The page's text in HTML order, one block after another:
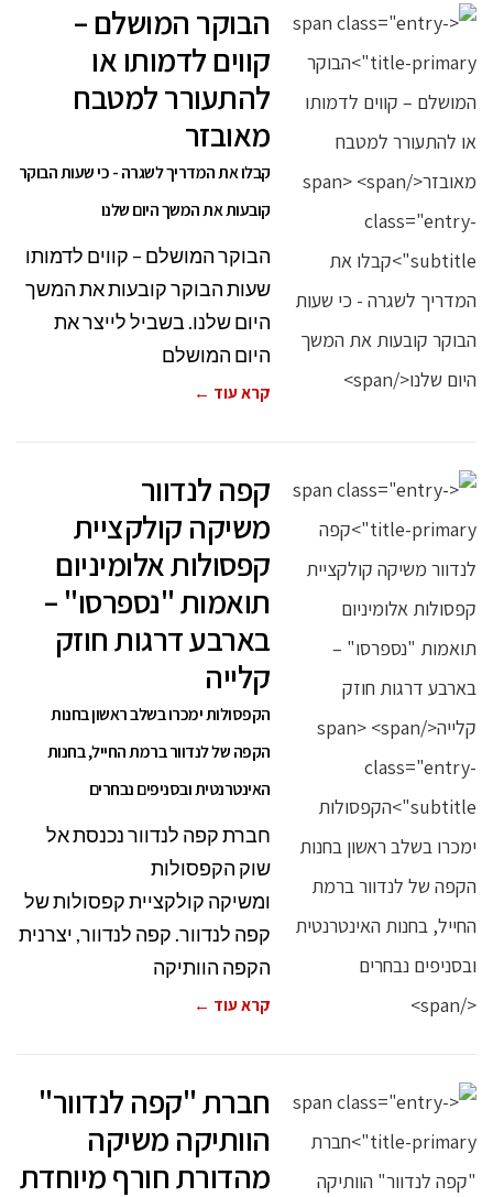
הבוקר המושלם –
קווים לדמותו או
להתעורר למטבח
מאובזר
קבלו את המדריך לשגרה - כי שעות הבוקר
קובעות את המשך היום שלנו
הבוקר המושלם – קווים לדמותו
שעות הבוקר קובעות את המשך
היום שלנו. בשביל לייצר את
היום המושלם
קרא עוד ←
קפה לנדוור
משיקה קולקציית
קפסולות אלומיניום
תואמות "נספרסו" –
בארבע דרגות חוזק
קלייה
הקפסולות ימכרו בשלב ראשון בחנות
הקפה של לנדוור ברמת החייל, בחנות
האינטרנטית ובסניפים נבחרים
חברת קפה לנדוור נכנסת אל
שוק הקפסולות
ומשיקה קולקציית קפסולות של
קפה לנדוור. קפה לנדוור, יצרנית
הקפה הוותיקה
קרא עוד ←
חברת "קפה לנדוור"
הוותיקה משיקה
מהדורת חורף מיוחדת